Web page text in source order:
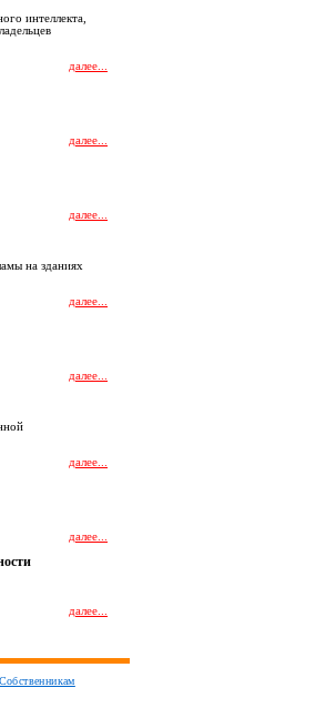
интеллекта,
далее...
далее...
далее...
на зданиях
далее...
далее...
далее...
далее...
далее...
Собственникам